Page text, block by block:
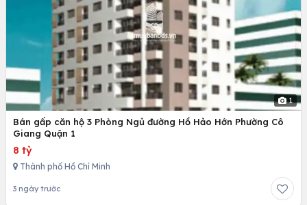
1
Bán gấp căn hộ 3 Phòng Ngủ đường Hồ Hảo Hớn Phường Cô
Giang Quận 1
8 tỷ
Thành phố Hồ Chí Minh
3 ngày trước